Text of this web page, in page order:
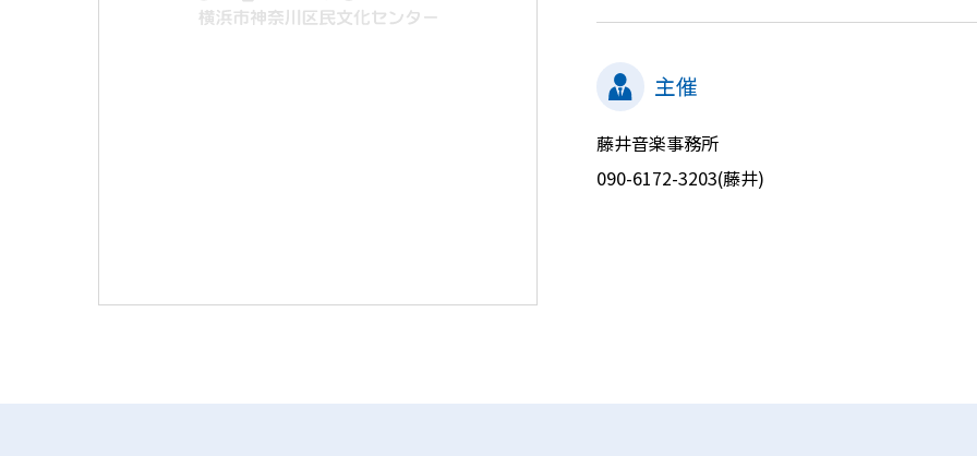
主催
藤井音楽事務所
090-6172-3203(藤井)